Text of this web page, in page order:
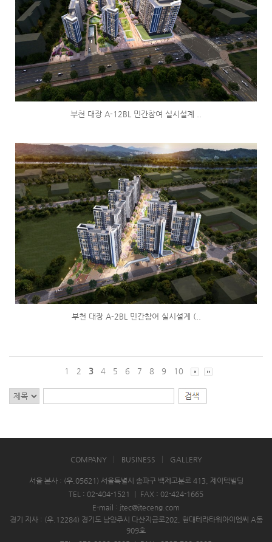
부천 대장 A-12BL 민간참여 실시설계 ..
부천 대장 A-2BL 민간참여 실시설계 (..
1 2 3 4 5 6 7 8 9 10
COMPANY BUSINESS GALLERY
서울 본사 : (우.05621) 서울특별시 송파구 백제고분로 413, 제이텍빌딩
TEL : 02-404-1521
FAX : 02-424-1665
E-mail : jtec@jteceng.com
경기 지사 : (우.12284) 경기도 남양주시 다산지금로202, 현대테라타워아이엠씨 A동
909호